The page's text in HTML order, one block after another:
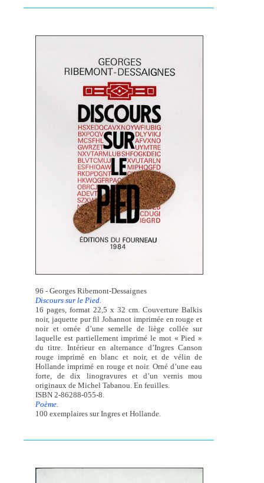
96 - Georges Ribemont-Dessaignes
Discours sur le Pied.
16 pages, format 22,5 x 32 cm. Couverture Balkis
noir, jaquette pur fil Johannot imprimée en rouge et
noir et ornée d’une semelle de liège collée sur
laquelle est partiellement imprimé le mot « Pied »
du titre. Intérieur en alternance d’Ingres Canson
rouge imprimé en blanc et noir, et de vélin de
Hollande imprimé en rouge et noir. Orné d’une eau
forte, de dix linogravures et d’un vernis mou
originaux de Michel Tabanou. En feuilles.
ISBN 2-86288-055-8.
Poème.
100 exemplaires sur Ingres et Hollande.